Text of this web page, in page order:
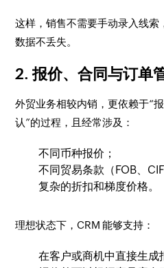
这样，销售不需要手动录入线索
数据不丢失。
2. 报价、合同与订单
外贸业务相较内销，更依赖于“
认”的过程，且经常涉及：
不同币种报价；
不同贸易条款（FOB、
复杂的折扣和梯度价格。
理想状态下，CRM 能够支持：
在客户或商机中直接生成